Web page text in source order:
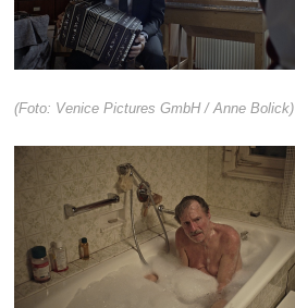
(Foto: Venice Pictures GmbH / Anne Bolick)